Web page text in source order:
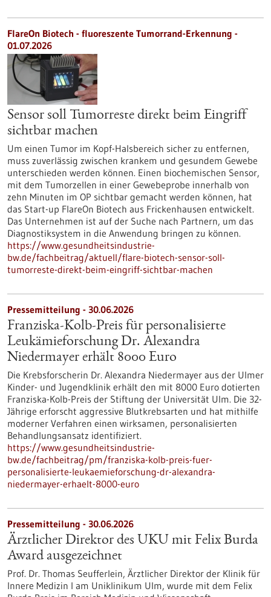
FlareOn Biotech - fluoreszente Tumorrand-Erkennung -
01.07.2026
Sensor soll Tumorreste direkt beim Eingriff
sichtbar machen
Um einen Tumor im Kopf-Halsbereich sicher zu entfernen,
muss zuverlässig zwischen krankem und gesundem Gewebe
unterschieden werden können. Einen biochemischen Sensor,
mit dem Tumorzellen in einer Gewebeprobe innerhalb von
zehn Minuten im OP sichtbar gemacht werden können, hat
das Start-up FlareOn Biotech aus Frickenhausen entwickelt.
Das Unternehmen ist auf der Suche nach Partnern, um das
Diagnostiksystem in die Anwendung bringen zu können.
https://www.gesundheitsindustrie-
bw.de/fachbeitrag/aktuell/flare-biotech-sensor-soll-
tumorreste-direkt-beim-eingriff-sichtbar-machen
Pressemitteilung - 30.06.2026
Franziska-Kolb-Preis für personalisierte
Leukämieforschung Dr. Alexandra
Niedermayer erhält 8000 Euro
Die Krebsforscherin Dr. Alexandra Niedermayer aus der Ulmer
Kinder- und Jugendklinik erhält den mit 8000 Euro dotierten
Franziska-Kolb-Preis der Stiftung der Universität Ulm. Die 32-
Jährige erforscht aggressive Blutkrebsarten und hat mithilfe
moderner Verfahren einen wirksamen, personalisierten
Behandlungsansatz identifiziert.
https://www.gesundheitsindustrie-
bw.de/fachbeitrag/pm/franziska-kolb-preis-fuer-
personalisierte-leukaemieforschung-dr-alexandra-
niedermayer-erhaelt-8000-euro
Pressemitteilung - 30.06.2026
Ärztlicher Direktor des UKU mit Felix Burda
Award ausgezeichnet
Prof. Dr. Thomas Seufferlein, Ärztlicher Direktor der Klinik für
Innere Medizin I am Uniklinikum Ulm, wurde mit dem Felix